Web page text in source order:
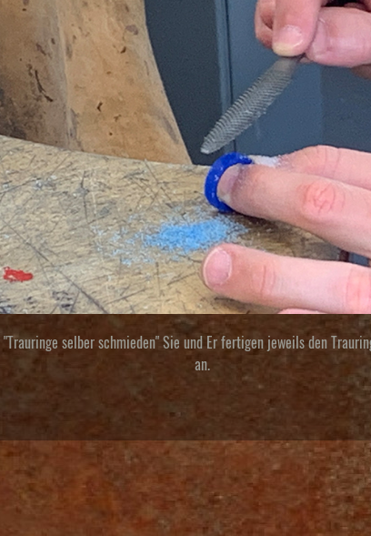
selber schmieden"Sie und Er fertigen jeweils den
an.